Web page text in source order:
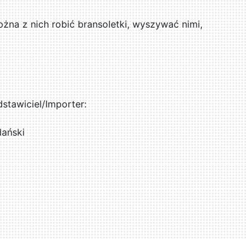
z nich robić bransoletki, wyszywać nimi,
Importer: